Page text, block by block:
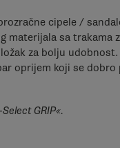
cipele /
materijala sa trakama
za bolju
oprijem koji se dobro
GRIP«.